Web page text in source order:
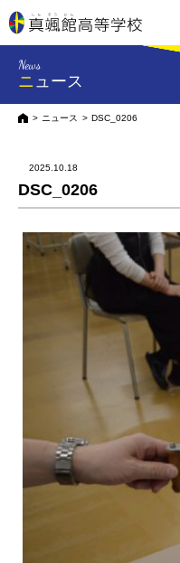
News
ニュース
HOMEニュース DSC_0206
2025.10.18
DSC_0206